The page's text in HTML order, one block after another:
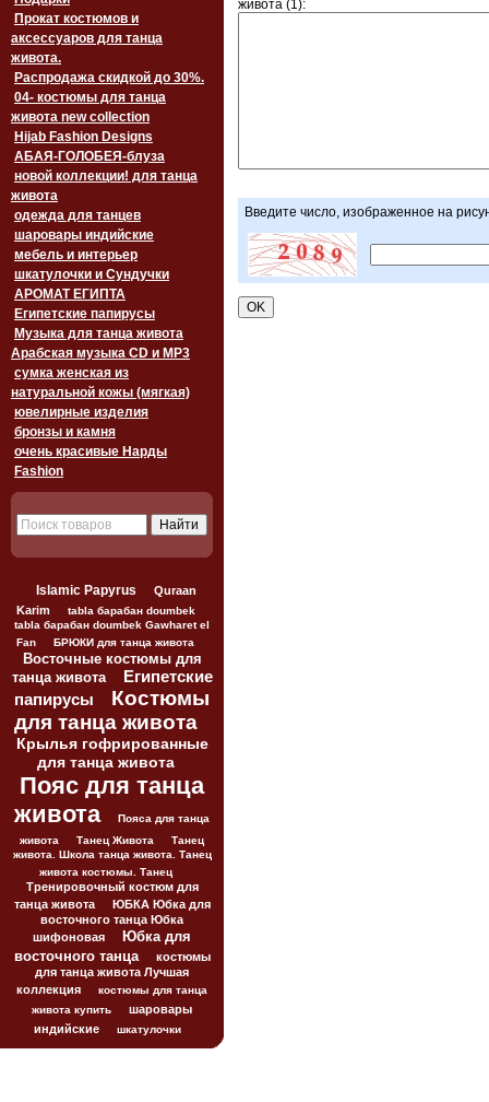
Прокат костюмов и
аксессуаров для танца
живота.
Распродажа скидкой до 30%.
04- костюмы для танца
живота new collection
Hijab Fashion Designs
АБАЯ-ГОЛОБЕЯ-блуза
новой коллекции! для танца
живота
одежда для танцев
шаровары индийские
мебель и интерьер
шкатулочки и Сундучки
АРОМАТ ЕГИПТА
Египетские папирусы
Музыка для танца живота
Арабская музыка CD и MP3
сумка женская из
натуральной кожы (мягкая)
ювелирные изделия
бронзы и камня
очень красивые Нарды
Fashion
Islamic Papyrus
Quraan
Karim
tabla барабан doumbek
tabla барабан doumbek Gawharet el
Fan
БРЮКИ для танца живота
Восточные костюмы для
танца живота
Египетские
папирусы
Костюмы
для танца живота
Крылья гофрированные
для танца живота
Пояс для танца
живота
Пояса для танца
живота
Танец Живота
Танец
живота. Школа танца живота. Танец
живота костюмы. Танец
Тренировочный костюм для
танца живота
ЮБКА Юбка для
восточного танца Юбка
шифоновая
Юбка для
восточного танца
костюмы
для танца живота Лучшая
коллекция
костюмы для танца
живота купить
шаровары
индийские
шкатулочки
живота (1):
Введите число, изображенное на